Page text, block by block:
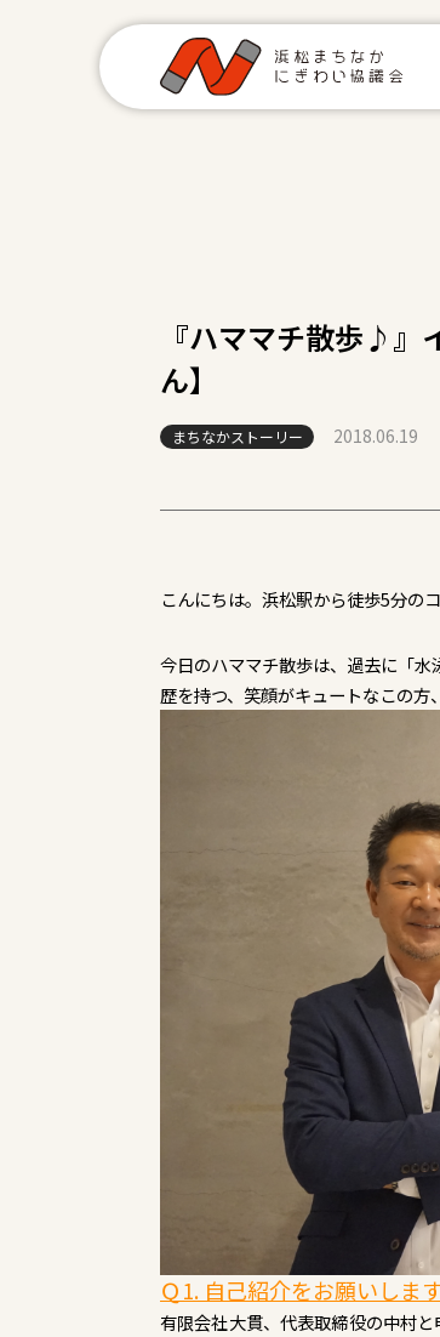
『ハママチ散歩♪』
ん​】
まちなかストーリー 2018.06.19
こんにちは。浜松駅から徒歩5分の
今日のハママチ散歩は、過去に「
歴を持つ、笑顔がキュートなこの
Ｑ1. 自己紹介をお願いします
有限会社大貫、代表取締役の中村